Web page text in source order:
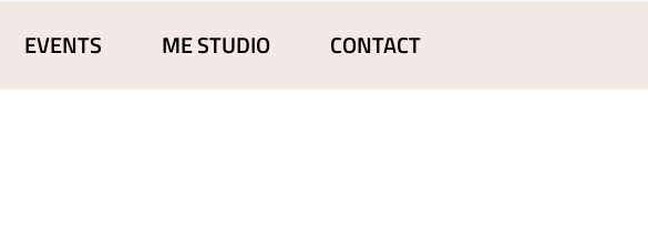
EVENTS ME STUDIO CONTACT